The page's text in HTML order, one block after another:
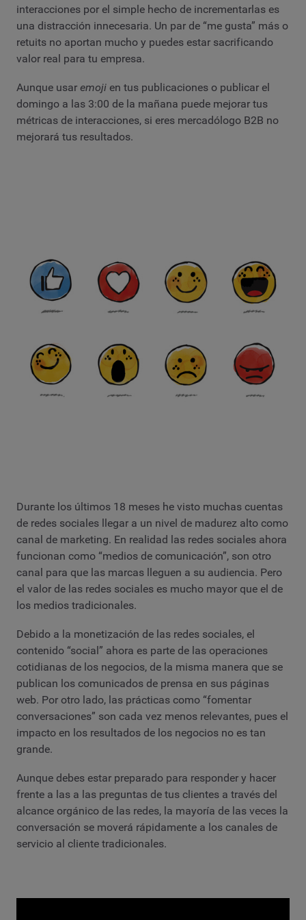
interacciones por el simple hecho de incrementarlas es
una distracción innecesaria. Un par de “me gusta” más o
retuits no aportan mucho y puedes estar sacrificando
valor real para tu empresa.
Aunque usar emoji en tus publicaciones o publicar el
domingo a las 3:00 de la mañana puede mejorar tus
métricas de interacciones, si eres mercadólogo B2B no
mejorará tus resultados.
Durante los últimos 18 meses he visto muchas cuentas
de redes sociales llegar a un nivel de madurez alto como
canal de marketing. En realidad las redes sociales ahora
funcionan como “medios de comunicación”, son otro
canal para que las marcas lleguen a su audiencia. Pero
el valor de las redes sociales es mucho mayor que el de
los medios tradicionales.
Debido a la monetización de las redes sociales, el
contenido “social” ahora es parte de las operaciones
cotidianas de los negocios, de la misma manera que se
publican los comunicados de prensa en sus páginas
web. Por otro lado, las prácticas como “fomentar
conversaciones” son cada vez menos relevantes, pues el
impacto en los resultados de los negocios no es tan
grande.
Aunque debes estar preparado para responder y hacer
frente a las a las preguntas de tus clientes a través del
alcance orgánico de las redes, la mayoría de las veces la
conversación se moverá rápidamente a los canales de
servicio al cliente tradicionales.